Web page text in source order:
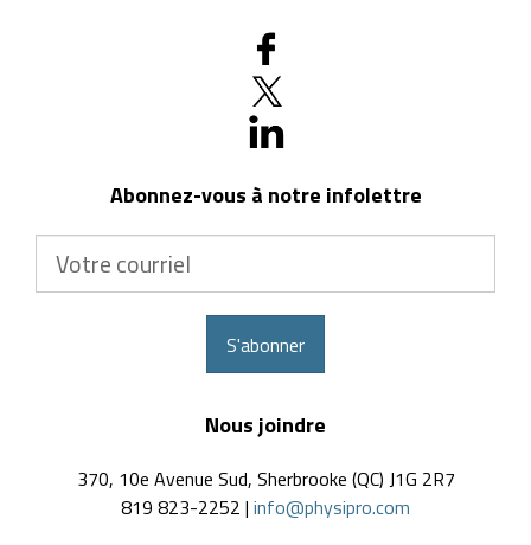
Abonnez-vous à notre infolettre
S'abonner
Nous joindre
370, 10e Avenue Sud, Sherbrooke (QC) J1G 2R7
819 823-2252 | info@physipro.com